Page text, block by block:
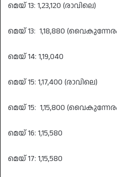
മെയ് 13: 1,23,120 (രാവിലെ)
മെയ് 13: 1,18,880
മെയ് 14: 1,19,040
മെയ് 15: 1,17,400 (രാവിലെ)
മെയ് 15: 1,15,800
മെയ് 16: 1,15,580
മെയ് 17: 1,15,580